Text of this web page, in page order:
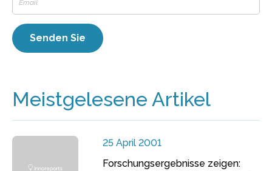
Meistgelesene Artikel
25 April 2001
Forschungsergebnisse zeigen: